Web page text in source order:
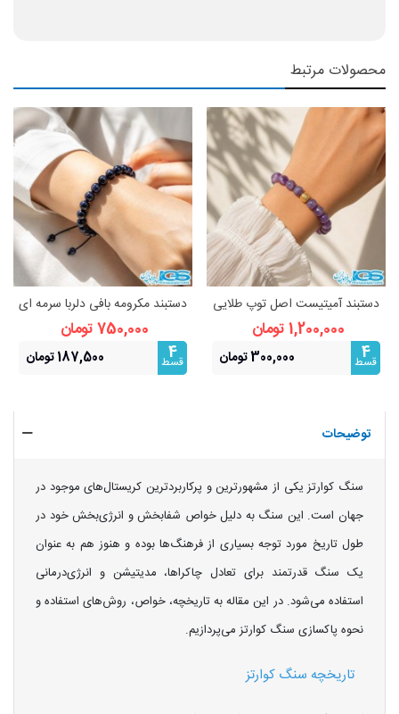
محصولات مرتبط
دستبند آمیتیست اصل توپ طلایی
استیل (رنگ ثابت)
1,200,000 تومان
4
قسط 300,000 تومان
دستبند مکرومه بافی دلربا سرمه ای
اصل | درخشش ستارگان و انرژی
750,000 تومان
4
قسط 187,500 تومان
توضیحات
سنگ کوارتز یکی از مشهورترین و پرکاربردترین کریستال‌های موجود در
جهان است. این سنگ به دلیل خواص شفابخش و انرژی‌بخش خود در
طول تاریخ مورد توجه بسیاری از فرهنگ‌ها بوده و هنوز هم به عنوان
یک سنگ قدرتمند برای تعادل چاکراها، مدیتیشن و انرژی‌درمانی
استفاده می‌شود. در این مقاله به تاریخچه، خواص، روش‌های استفاده و
نحوه پاکسازی سنگ کوارتز می‌پردازیم.
تاریخچه سنگ کوارتز